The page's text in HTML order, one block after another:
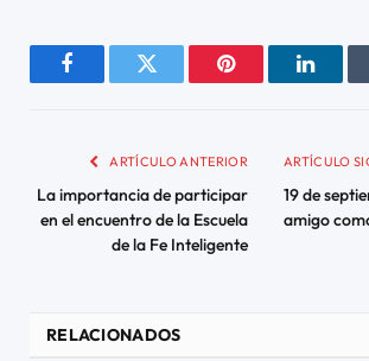
FacebookTwitter Pinterest
ARTÍCULO ANTERIOR
La importancia de participar
en el encuentro de la Escuela
de la Fe Inteligente
ARTÍCULO
19 de
amigo
RELACIONADOS